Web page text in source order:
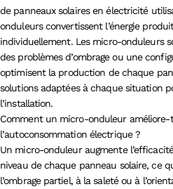
de panneaux solaires en électricité
onduleurs convertissent l’énergie
individuellement. Les micro-onduleurs
des problèmes d’ombrage ou une
optimisent la production de chaque
solutions adaptées à chaque situation
l’installation.
Comment un micro-onduleur améliore-
l’autoconsommation électrique ?
Un micro-onduleur augmente
niveau de chaque panneau solaire, ce
l’ombrage partiel, à la saleté ou à